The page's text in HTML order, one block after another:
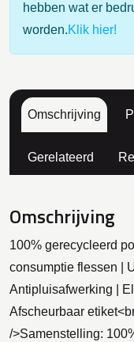
hebben wat er
worden.Klik hier!
Omschrijving
Gerelateerd
Omschrijving
100% gerecycleerd
consumptie flessen |
Antipluisafwerking |
Afscheurbaar
/>Samenstelling: